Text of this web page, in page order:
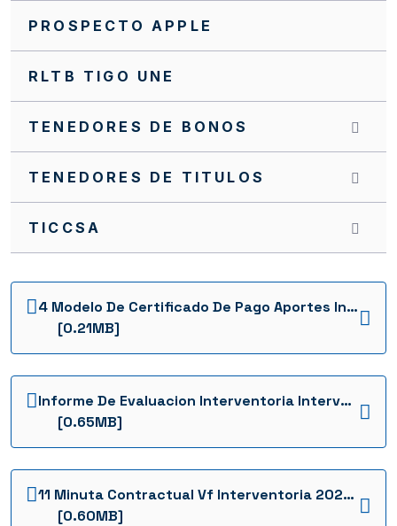
PROSPECTO APPLE
RLTB TIGO UNE
TENEDORES DE BONOS
TENEDORES DE TITULOS
TICCSA
4 Modelo De Certificado De Pago Aportes Interventoria 2021 1736960788263
[0.21MB]
Informe De Evaluacion Interventoria Interventoria 2021 1736960841041
[0.65MB]
11 Minuta Contractual Vf Interventoria 2021 1736960830080
[0.60MB]